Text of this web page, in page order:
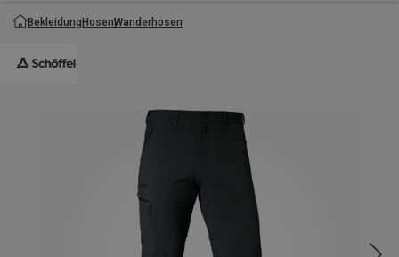
BekleidungHosenWanderhosen